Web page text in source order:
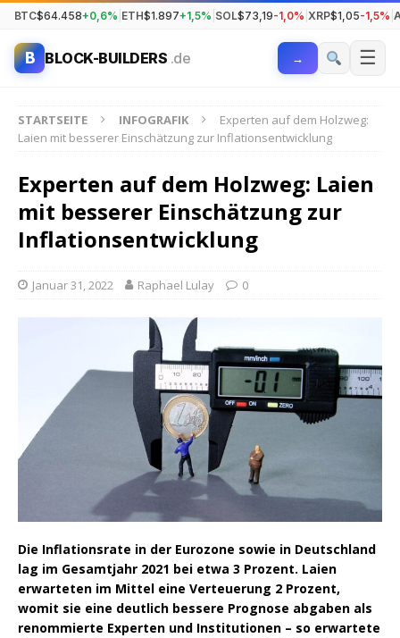
BTC$64.458+0,6% ETH$1.897+1,5% SOL$73,19-1,0% XRP$1,05-1,5%
B BLOCK-BUILDERS .de → ☰
STARTSEITE INFOGRAFIK
Experten auf dem Holzweg:
Laien mit besserer Einschätzung zur Inflationsentwicklung
Experten auf dem Holzweg: Laien
mit besserer Einschätzung zur
Inflationsentwicklung
Januar 31, 2022 Raphael Lulay 0
Die Inflationsrate in der Eurozone sowie in Deutschland
lag im Gesamtjahr 2021 bei etwa 3 Prozent. Laien
erwarteten im Mittel eine Verteuerung 2 Prozent,
womit sie eine deutlich bessere Prognose abgaben als
renommierte Experten und Institutionen – so erwartete